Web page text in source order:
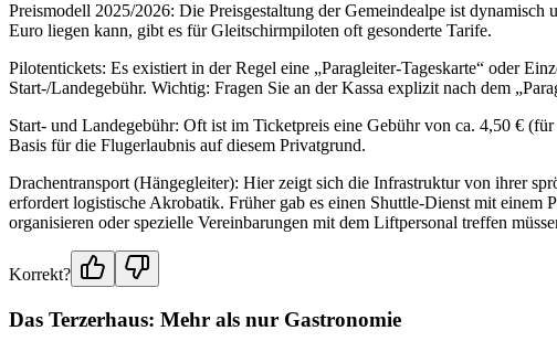
Preismodell 2025/2026: Die Preisgestaltung der Gemeindealpe ist
Euro liegen kann, gibt es für Gleitschirmpiloten oft gesonderte Tarife.
Pilotentickets: Es existiert in der Regel eine „Paragleiter-Tageskarte“ oder
Start-/Landegebühr. Wichtig: Fragen Sie an der Kassa explizit nach dem
Start- und Landegebühr: Oft ist im Ticketpreis eine Gebühr von ca. 4,50 €
Basis für die Flugerlaubnis auf diesem Privatgrund.
Drachentransport (Hängegleiter): Hier zeigt sich die Infrastruktur von ihrer
erfordert logistische Akrobatik. Früher gab es einen Shuttle-Dienst mit einem
organisieren oder spezielle Vereinbarungen mit dem Liftpersonal treffen
Korrekt?
Das Terzerhaus: Mehr als nur Gastronomie